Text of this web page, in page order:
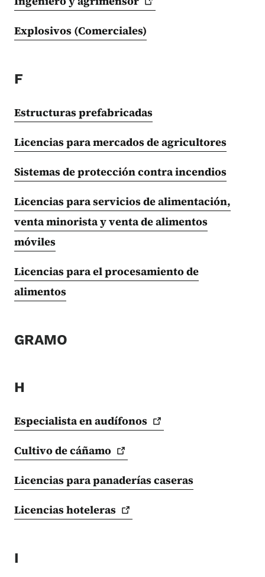
Explosivos (Comerciales)
F
Estructuras prefabricadas
Licencias para mercados de agricultores
Sistemas de protección contra incendios
Licencias para servicios de alimentación,
venta minorista y venta de alimentos
móviles
Licencias para el procesamiento de
alimentos
GRAMO
H
Especialista enaudífonos
Cultivo decáñamo
Licencias para panaderías caseras
Licenciashoteleras
I